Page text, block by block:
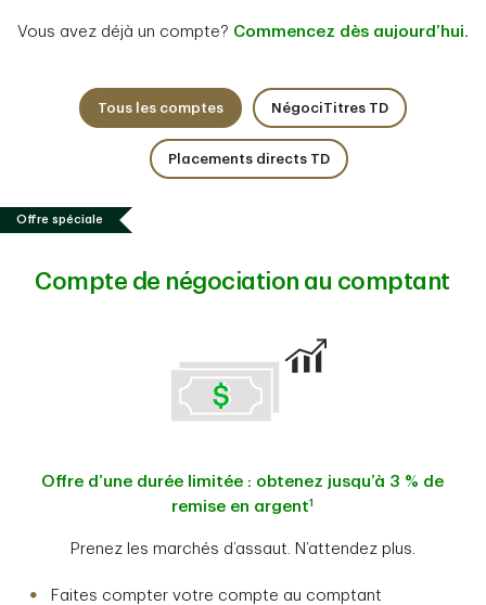
Vous avez déjà un compte? Commencez dès aujourd’hui.
Tous les comptes
1 de 3
NégociTitres TD
2 de 3
Placements directs TD
3 de 3
Offre spéciale
Compte de négociation au comptant
Offre d’une durée limitée : obtenez jusqu’à 3 % de
remise en argent1
Prenez les marchés d’assaut. N’attendez plus.
Faites compter votre compte au comptant